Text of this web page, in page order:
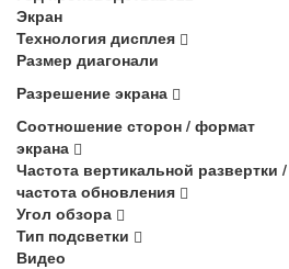
Экран
Технология дисплея
Размер диагонали
Разрешение экрана
Соотношение сторон / формат
экрана
Частота вертикальной развертки /
частота обновления
Угол обзора
Тип подсветки
Видео